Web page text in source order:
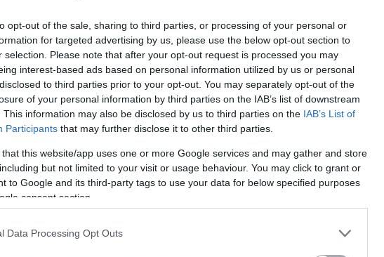
opt-out of the sale, sharing to third parties, or processing of your personal or
for targeted advertising by us, please use the below opt-out section to
selection. Please note that after your opt-out request is processed you may
interest-based ads based on personal information utilized by us or personal
to third parties prior to your opt-out. You may separately opt-out of the
of your personal information by third parties on the IAB’s list of downstream
This information may also be disclosed by us to third parties on the IAB’s List of
Participants that may further disclose it to other third parties.
that this website/app uses one or more Google services and may gather and store
but not limited to your visit or usage behaviour. You may click to grant or
to Google and its third-party tags to use your data for below specified purposes
consent section.
Data Processing Opt Outs
a minap részt venni: a Budavári Mátyás
ét csak nekünk - és még pár száz embernek -
valamint egy magyar szimfonikus zenekar
volna az egészet.